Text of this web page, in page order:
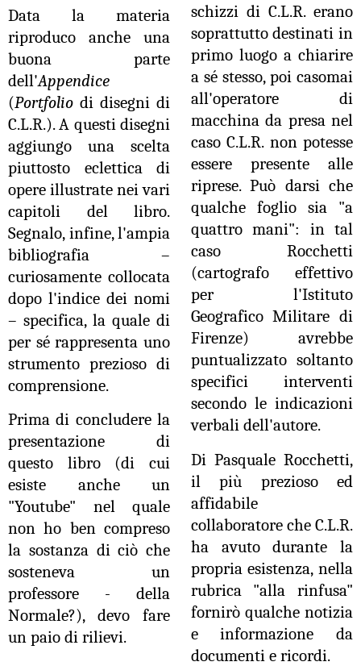
Data la materia
riproduco anche una
buona parte
dell'Appendice
(Portfolio di disegni di
C.L.R.). A questi disegni
aggiungo una scelta
piuttosto eclettica di
opere illustrate nei vari
capitoli del libro.
Segnalo, infine, l'ampia
bibliografia –
curiosamente collocata
dopo l'indice dei nomi
– specifica, la quale di
per sé rappresenta uno
strumento prezioso di
comprensione.
Prima di concludere la
presentazione di
questo libro (di cui
esiste anche un
"Youtube" nel quale
non ho ben compreso
la sostanza di ciò che
sosteneva un
professore -della
Normale?), devo fare
un paio di rilievi.
schizzi di C.L.R. erano
soprattutto destinati in
primo luogo a chiarire
a sé stesso, poi casomai
all'operatore di
macchina da presa nel
caso C.L.R. non potesse
essere presente alle
riprese. Può darsi che
qualche foglio sia "a
quattro mani": in tal
caso Rocchetti
(cartografo effettivo
per l'Istituto
Geografico Militare di
Firenze) avrebbe
puntualizzato soltanto
specifici interventi
secondo le indicazioni
verbali dell'autore.
Di Pasquale Rocchetti,
il più prezioso ed
affidabile
collaboratore che C.L.R.
ha avuto durante la
propria esistenza, nella
rubrica "alla rinfusa"
fornirò qualche notizia
e informazione da
documenti e ricordi.